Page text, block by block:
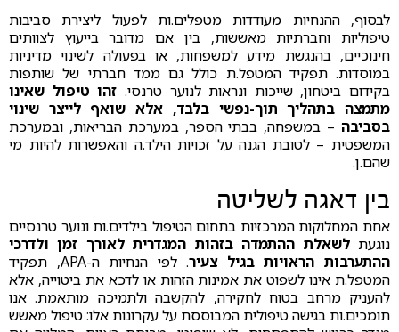
לבסוף, ההנחיות מעודדות מטפלים.ות לפעול ליצירת סביבות
טיפוליות וחברתיות מאששות, בין אם מדובר בייעוץ לצוותים
חינוכיים, בהנגשת מידע למשפחות, או בפעולה לשינוי מדיניות
במוסדות. תפקיד המטפל.ת כולל גם ממד חברתי של שותפות
בקידום ביטחון, שייכות ונראות לנוער טרנסי. זהו טיפול שאינו
מתמצה בתהליך תוך-נפשי בלבד, אלא שואף לייצר שינוי
בסביבה – במשפחה, בבתי הספר, במערכת הבריאות, ובמערכת
המשפטית – לטובת הגנה על זכויות הילד.ה והאפשרות להיות מי
שהם.ן.
בין דאגה לשליטה
אחת המחלוקות המרכזיות בתחום הטיפול בילדים.ות ונוער טרנסיים
נוגעתלשאלת ההתמדה בזהות המגדרית לאורך זמן ולדרכי
ההתערבות הראויות בגיל צעיר
. לפי הנחיות ה-APA, תפקיד
המטפל.ת אינו לשפוט את אמינות הזהות או לדכא את ביטוייה, אלא
להעניק מרחב בטוח לחקירה, להקשבה ולתמיכה מותאמת. אנו
תומכים.ות בגישה טיפולית המבוססת על עקרונות אלו: טיפול מאשש